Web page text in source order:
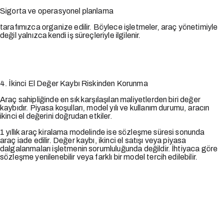
Sigorta ve operasyonel planlama
tarafımızca organize edilir. Böylece işletmeler, araç yönetimiyle
değil yalnızca kendi iş süreçleriyle ilgilenir.
4. İkinci El Değer Kaybı Riskinden Korunma
Araç sahipliğinde en sık karşılaşılan maliyetlerden biri değer
kaybıdır. Piyasa koşulları, model yılı ve kullanım durumu, aracın
ikinci el değerini doğrudan etkiler.
1 yıllık araç kiralama modelinde ise sözleşme süresi sonunda
araç iade edilir. Değer kaybı, ikinci el satışı veya piyasa
dalgalanmaları işletmenin sorumluluğunda değildir. İhtiyaca göre
sözleşme yenilenebilir veya farklı bir model tercih edilebilir.